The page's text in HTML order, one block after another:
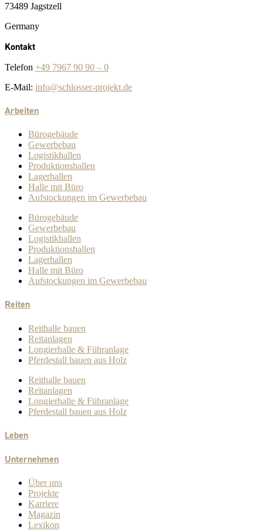
73489 Jagstzell
Germany
Kontakt
Telefon +49 7967 90 90 – 0
E-Mail: info@schlosser-projekt.de
Arbeiten
Bürogebäude
Gewerbebau
Logistikhallen
Produktionshallen
Lagerhallen
Halle mit Büro
Aufstockungen im Gewerbebau
Bürogebäude
Gewerbebau
Logistikhallen
Produktionshallen
Lagerhallen
Halle mit Büro
Aufstockungen im Gewerbebau
Reiten
Reithalle bauen
Reitanlagen
Longierhalle & Führanlage
Pferdestall bauen aus Holz
Reithalle bauen
Reitanlagen
Longierhalle & Führanlage
Pferdestall bauen aus Holz
Leben
Unternehmen
Über uns
Projekte
Karriere
Magazin
Lexikon